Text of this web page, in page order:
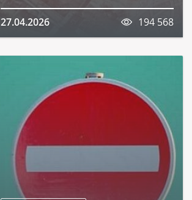
27.04.2026 194 568